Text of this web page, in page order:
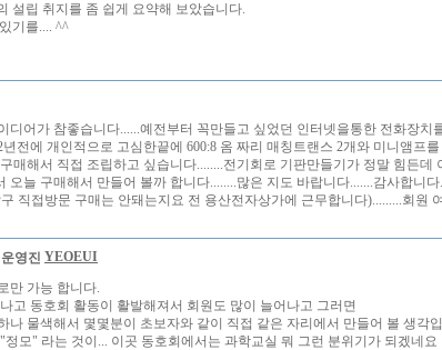
설립 취지를 좀 쉽게 요약해 보았습니다.
기를.... ^^
디어가 참좋습니다......예전부터 꼭만들고 싶었던 인터넷을통한 전화장치
년전에 개인적으로 고심한끝에 600:8 옴 짜리 매칭트랜스 2개와 미니앰프
매해서 직접 조립하고 싶습니다........전기회로 기판만들기가 정말 힘든
오늘 구매해서 만들어 볼까 합니다........많은 지도 바랍니다.......감사합니
직접방문 구매는 안돼는지요 전 용산전자상가에 근무합니다).........회원
YEOEUI
만 가능 합니다.
고 동호회 활동이 활발해져서 회원도 많이 늘어나고 그러면
나 물색해서 몇몇분이 초보자와 같이 직접 같은 자리에서 만들어 볼 생각
정모" 라는 것이... 이곳 동호회에서는 과학교실 뭐 그런 분위기가 되겠네요